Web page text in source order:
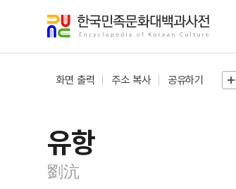
화면 출력 주소 복사 공유하기
유항
劉沆